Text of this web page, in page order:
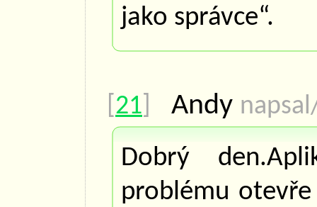
jako správce“.
21 Andy
Dobrý
problému